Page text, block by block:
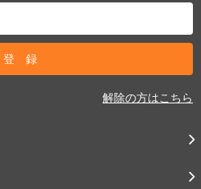
解除の方はこちら